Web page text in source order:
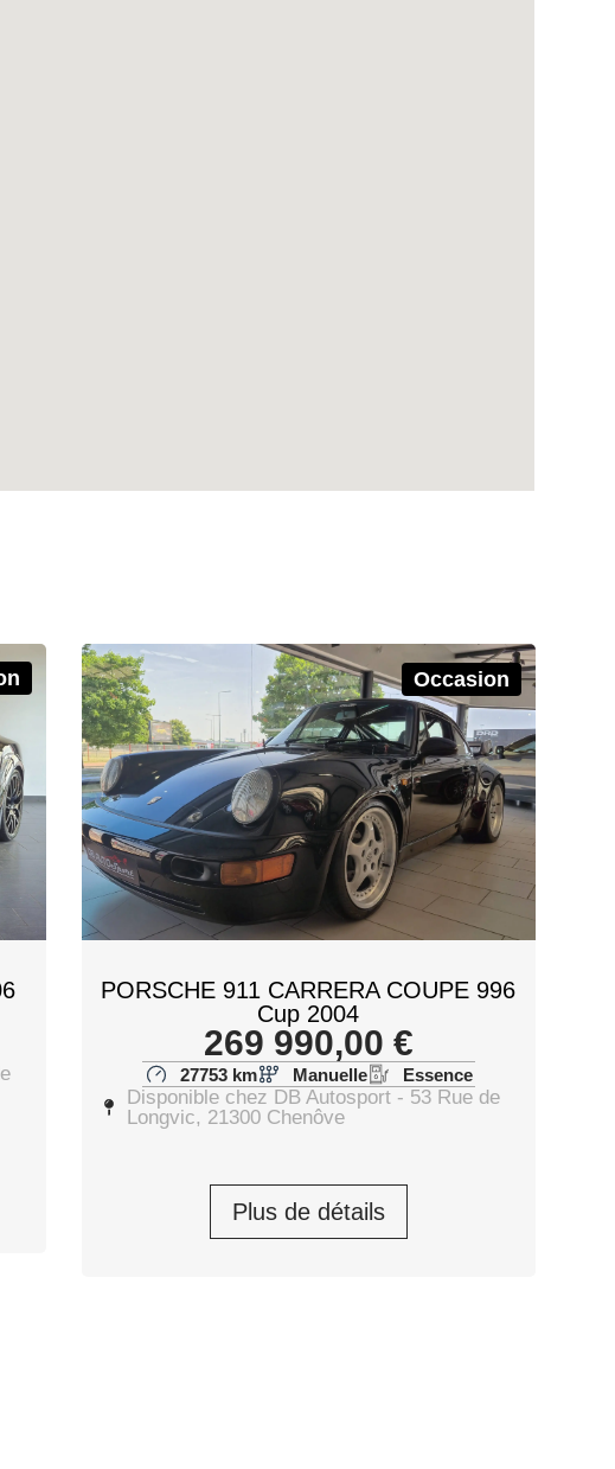
Occasion
PORSCHE 911 CARRERA COUPE 996
Cup 2004
269 990,00 €
27753 km Manuelle Essence
Disponible chez DB Autosport - 53 Rue de
Longvic, 21300 Chenôve
Plus de détails